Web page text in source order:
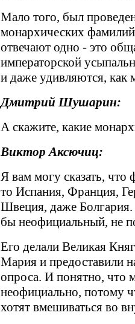
Мало того, был
монархических
отвечают одно - это
императорской
и даже удивляются, как
Дмитрий Шушарин:
А скажите, какие
Виктор Аксючиц:
Я вам могу сказать, что
то Испания, Франция,
Швеция, даже Болгария.
бы неофициальный, не
Его делали Великая
Мария и предоставили
опроса. И понятно, что
неофициально, потому
хотят вмешиваться во